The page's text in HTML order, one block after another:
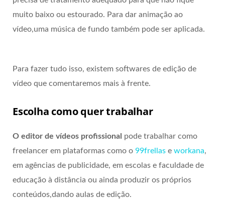
muito baixo ou estourado. Para dar animação ao
vídeo,uma música de fundo também pode ser aplicada.
Para fazer tudo isso, existem softwares de edição de
vídeo que comentaremos mais à frente.
Escolha como quer trabalhar
O editor de vídeos profissional pode trabalhar como
freelancer em plataformas como o 99frellas e workana,
em agências de publicidade, em escolas e faculdade de
educação à distância ou ainda produzir os próprios
conteúdos,dando aulas de edição.